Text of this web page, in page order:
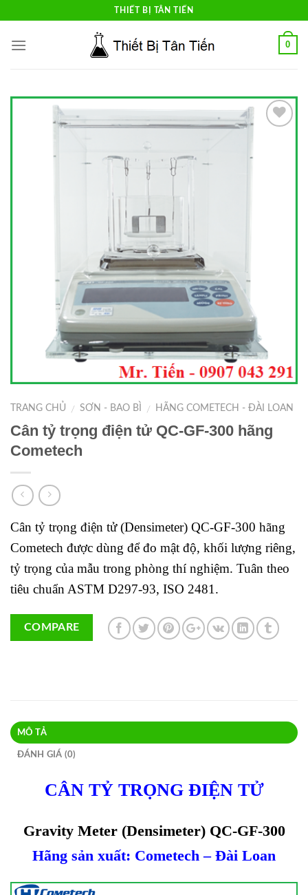
content
THIẾT BỊ TÂN TIẾN
0
TRANG CHỦ / SƠN - BAO BÌ / HÃNG COMETECH - ĐÀI LOAN
Cân tỷ trọng điện tử QC-GF-300 hãng
Cometech
Cân tỷ trọng điện tử (Densimeter) QC-GF-300 hãng
Cometech được dùng để đo mật độ, khối lượng riêng,
tỷ trọng của mẫu trong phòng thí nghiệm. Tuân theo
tiêu chuẩn ASTM D297-93, ISO 2481.
COMPARE
MÔ TẢ
ĐÁNH GIÁ (0)
CÂN TỶ TRỌNG ĐIỆN TỬ
Gravity Meter (Densimeter) QC-GF-300
Hãng sản xuất: Cometech – Đài Loan